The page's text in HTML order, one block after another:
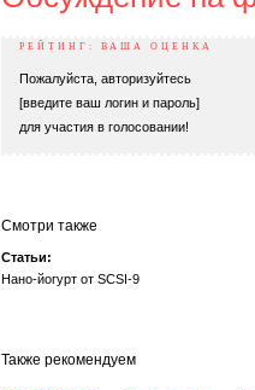
РЕЙТИНГ: ВАША ОЦЕНКА
Пожалуйста, авторизуйтесь
[введите ваш логин и пароль]
для участия в голосовании!
Смотри также
Статьи:
Нано-йогурт от SCSI-9
Также рекомендуем